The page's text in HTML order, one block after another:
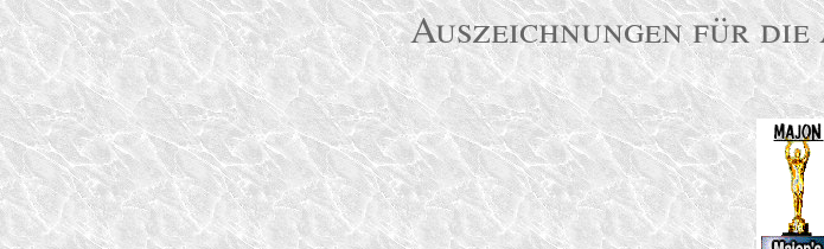
Auszeichnungen für